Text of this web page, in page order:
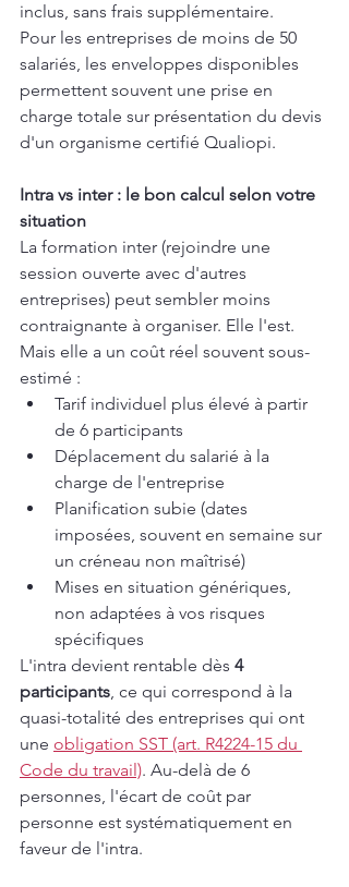
inclus, sans frais supplémentaire.
Pour les entreprises de moins de 50
salariés, les enveloppes disponibles
permettent souvent une prise en
charge totale sur présentation du devis
d'un organisme certifié Qualiopi.
Intra vs inter : le bon calcul selon votre
situation
La formation inter (rejoindre une
session ouverte avec d'autres
entreprises) peut sembler moins
contraignante à organiser. Elle l'est.
Mais elle a un coût réel souvent sous-
estimé :
Tarif individuel plus élevé à partir
de 6 participants
Déplacement du salarié à la
charge de l'entreprise
Planification subie (dates
imposées, souvent en semaine sur
un créneau non maîtrisé)
Mises en situation génériques,
non adaptées à vos risques
spécifiques
L'intra devient rentable dès 4
participants, ce qui correspond à la
quasi-totalité des entreprises qui ont
une obligation SST (art. R4224-15 du
Code du travail). Au-delà de 6
personnes, l'écart de coût par
personne est systématiquement en
faveur de l'intra.